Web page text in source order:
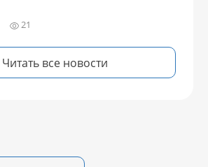
21
Читать все новости